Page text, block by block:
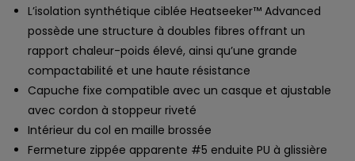
L’isolation synthétique ciblée Heatseeker™ Advanced
possède une structure à doubles fibres offrant un
rapport chaleur-poids élevé, ainsi qu’une grande
compactabilité et une haute résistance
Capuche fixe compatible avec un casque et ajustable
avec cordon à stoppeur riveté
Intérieur du col en maille brossée
Fermeture zippée apparente #5 enduite PU à glissière